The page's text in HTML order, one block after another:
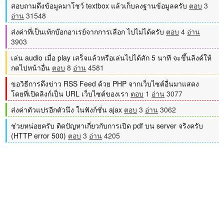
สอบถามดึงข้อมูลมาโชว์ textbox แล้วเก็บลงฐานข้อมูลครับ ตอบ 3
อ่าน 31548
ส่งค่าที่เป็นเท้กบ๊อกอาเรย์จากการเลือก ไปไม่ได้ครับ ตอบ 4 อ่าน
3903
เล่น audio เมื่อ play เสร็จแล้วหรือเล่นไปได้สัก 5 นาที จะขึ้นลิงค์ให้
กดไปหน้าอื่น ตอบ 8 อ่าน 4581
ขอวิธีการดึงข่าว RSS Feed ด้วย PHP จากเว็บไซต์อื่นมาแสดง
โดยที่เปิดลิงก์เป็น URL เว็บไซต์ของเรา ตอบ 1 อ่าน 3077
ส่งค่าตัวแปรอีกตัวนึง ในฟังก์ชั่น ajax ตอบ 3 อ่าน 3062
ช่วยหน่อยครับ ติดปัญหาเกี่ยวกับการเปิด pdf บน server จริงครับ
(HTTP error 500) ตอบ 3 อ่าน 4205